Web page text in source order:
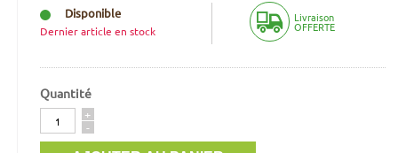
Disponible
Dernier article en stock
Livraison
OFFERTE
Quantité
Quantité
+
-